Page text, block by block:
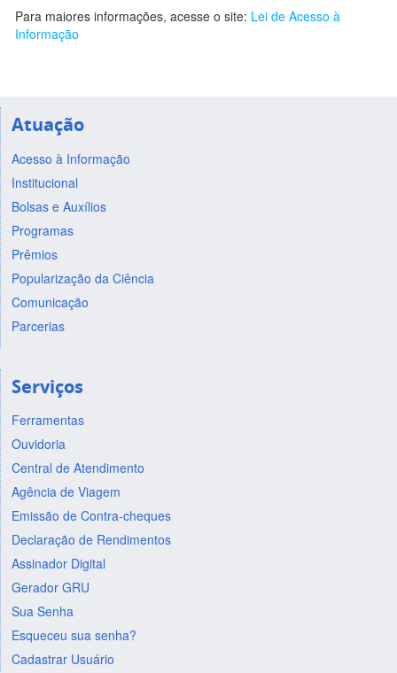
Para maiores informações, acesse o site: Lei de Acesso à
Informação
Atuação
Acesso à Informação
Institucional
Bolsas e Auxílios
Programas
Prêmios
Popularização da Ciência
Comunicação
Parcerias
Serviços
Ferramentas
Ouvidoria
Central de Atendimento
Agência de Viagem
Emissão de Contra-cheques
Declaração de Rendimentos
Assinador Digital
Gerador GRU
Sua Senha
Esqueceu sua senha?
Cadastrar Usuário